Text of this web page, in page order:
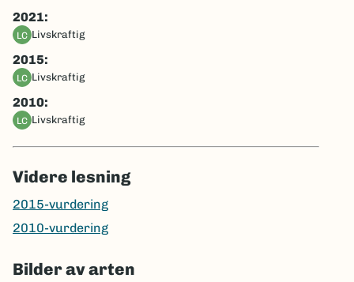
2021:
LC livskraftig
2015:
LC livskraftig
2010:
LC livskraftig
Videre lesning
2015-vurdering
2010-vurdering
Bilder av arten